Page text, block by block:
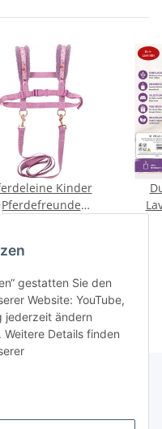
gestatten Sie den
Website: YouTube,
jederzeit ändern
Details finden
Kinder
Pferdefreunde
Hobby